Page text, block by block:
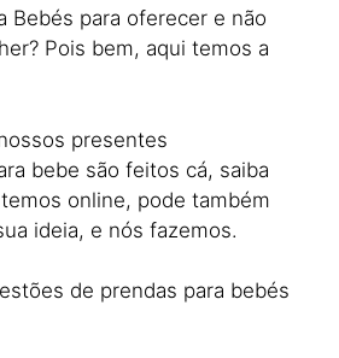
Bebés para oferecer e não
Pois bem, aqui temos a
presentes
bebe são feitos cá, saiba
online, pode também
ideia, e nós fazemos.
de prendas para bebés